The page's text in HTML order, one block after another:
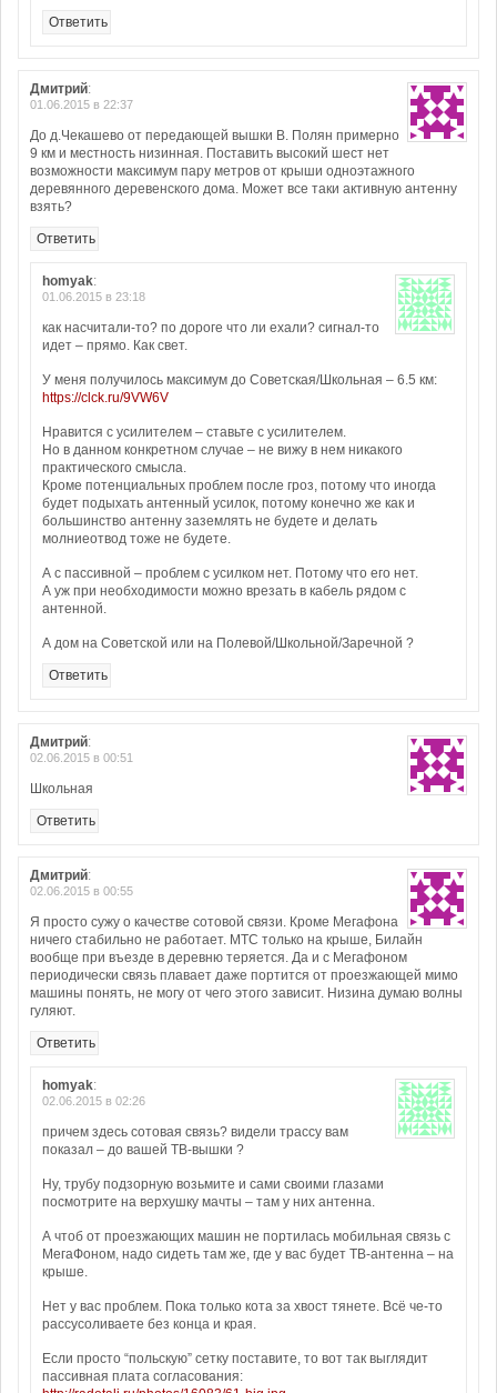
Ответить
Дмитрий:
01.06.2015 в 22:37
До д.Чекашево от передающей вышки В. Полян примерно
9 км и местность низинная. Поставить высокий шест нет
возможности максимум пару метров от крыши одноэтажного
деревянного деревенского дома. Может все таки активную антенну
взять?
Ответить
homyak:
01.06.2015 в 23:18
как насчитали-то? по дороге что ли ехали? сигнал-то
идет – прямо. Как свет.
У меня получилось максимум до Советская/Школьная – 6.5 км:
https://clck.ru/9VW6V
Нравится с усилителем – ставьте с усилителем.
Но в данном конкретном случае – не вижу в нем никакого
практического смысла.
Кроме потенциальных проблем после гроз, потому что иногда
будет подыхать антенный усилок, потому конечно же как и
большинство антенну заземлять не будете и делать
молниеотвод тоже не будете.
А с пассивной – проблем с усилком нет. Потому что его нет.
А уж при необходимости можно врезать в кабель рядом с
антенной.
А дом на Советской или на Полевой/Школьной/Заречной ?
Ответить
Дмитрий:
02.06.2015 в 00:51
Школьная
Ответить
Дмитрий:
02.06.2015 в 00:55
Я просто сужу о качестве сотовой связи. Кроме Мегафона
ничего стабильно не работает. МТС только на крыше, Билайн
вообще при въезде в деревню теряется. Да и с Мегафоном
периодически связь плавает даже портится от проезжающей мимо
машины понять, не могу от чего этого зависит. Низина думаю волны
гуляют.
Ответить
homyak:
02.06.2015 в 02:26
причем здесь сотовая связь? видели трассу вам
показал – до вашей ТВ-вышки ?
Ну, трубу подзорную возьмите и сами своими глазами
посмотрите на верхушку мачты – там у них антенна.
А чтоб от проезжающих машин не портилась мобильная связь с
МегаФоном, надо сидеть там же, где у вас будет ТВ-антенна – на
крыше.
Нет у вас проблем. Пока только кота за хвост тянете. Всё че-то
рассусоливаете без конца и края.
Если просто “польскую” сетку поставите, то вот так выглядит
пассивная плата согласования: